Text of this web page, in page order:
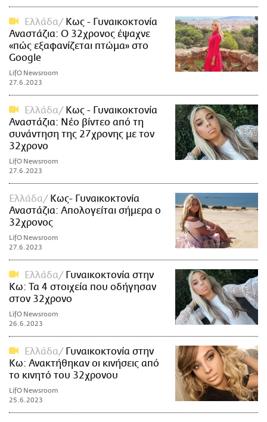
Ελλάδα
Κως - Γυναικοκτονία
Αναστάζια: Ο 32χρονος έψαχνε
«πώς εξαφανίζεται πτώμα» στο
Google
LifO Newsroom
27.6.2023
Ελλάδα
Κως - Γυναικοκτονία
Αναστάζια: Νέο βίντεο από τη
συνάντηση της 27χρονης με τον
32χρονο
LifO Newsroom
27.6.2023
Ελλάδα
Κως- Γυναικοκτονία
Αναστάζια: Απολογείται σήμερα ο
32χρονος
LifO Newsroom
27.6.2023
Ελλάδα
Γυναικοκτονία στην
Κω: Τα 4 στοιχεία που οδήγησαν
στον 32χρονο
LifO Newsroom
26.6.2023
Ελλάδα
Γυναικοκτονία στην
Κω: Ανακτήθηκαν οι κινήσεις από
το κινητό του 32χρονου
LifO Newsroom
25.6.2023